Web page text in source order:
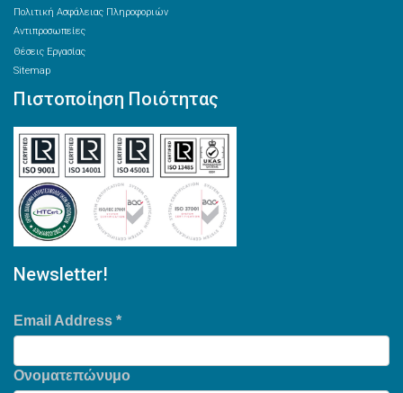
Πολιτική Ασφάλειας Πληροφοριών
Αντιπροσωπείες
Θέσεις Εργασίας
Sitemap
Πιστοποίηση Ποιότητας
Newsletter!
Email Address *
Ονοματεπώνυμο